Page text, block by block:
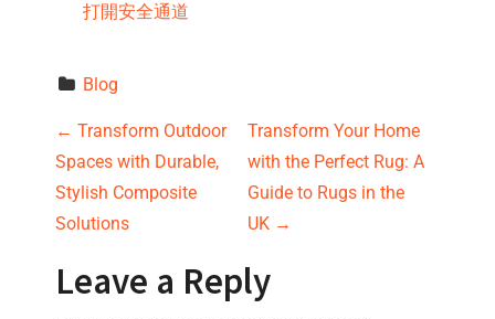
打開安全通道
Blog
P
o
s
t
← Transform Outdoor
Spaces with Durable,
Stylish Composite
Solutions
Transform Your Home
with the Perfect Rug: A
Guide to Rugs in the
UK →
Leave a Reply